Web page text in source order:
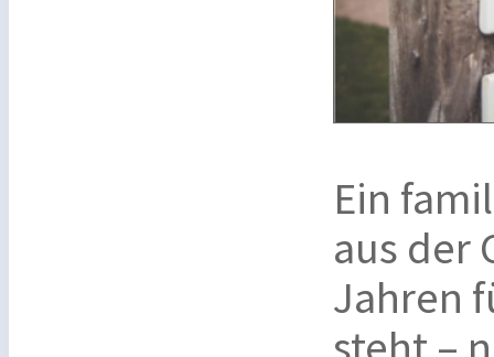
Ein
aus der
Jahren